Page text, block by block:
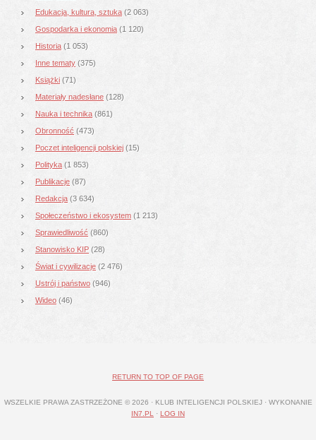
Edukacja, kultura, sztuka (2 063)
Gospodarka i ekonomia (1 120)
Historia (1 053)
Inne tematy (375)
Książki (71)
Materiały nadesłane (128)
Nauka i technika (861)
Obronność (473)
Poczet inteligencji polskiej (15)
Polityka (1 853)
Publikacje (87)
Redakcja (3 634)
Społeczeństwo i ekosystem (1 213)
Sprawiedliwość (860)
Stanowisko KIP (28)
Świat i cywilizacje (2 476)
Ustrój i państwo (946)
Wideo (46)
RETURN TO TOP OF PAGE
WSZELKIE PRAWA ZASTRZEŻONE © 2026 · KLUB INTELIGENCJI POLSKIEJ · WYKONANIE
IN7.PL
· LOG IN